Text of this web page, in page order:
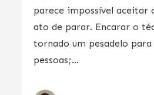
parece impossível aceitar
ato de parar. Encarar o
tornado um pesadelo para
pessoas;...